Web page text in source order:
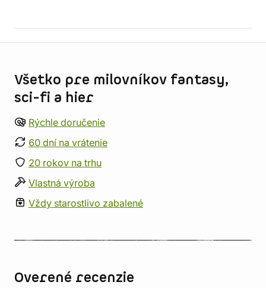
Všetko pre milovníkov fantasy,
sci-fi a hier
Rýchle doručenie
60 dní na vrátenie
20 rokov na trhu
Vlastná výroba
Vždy starostlivo zabalené
Overené recenzie